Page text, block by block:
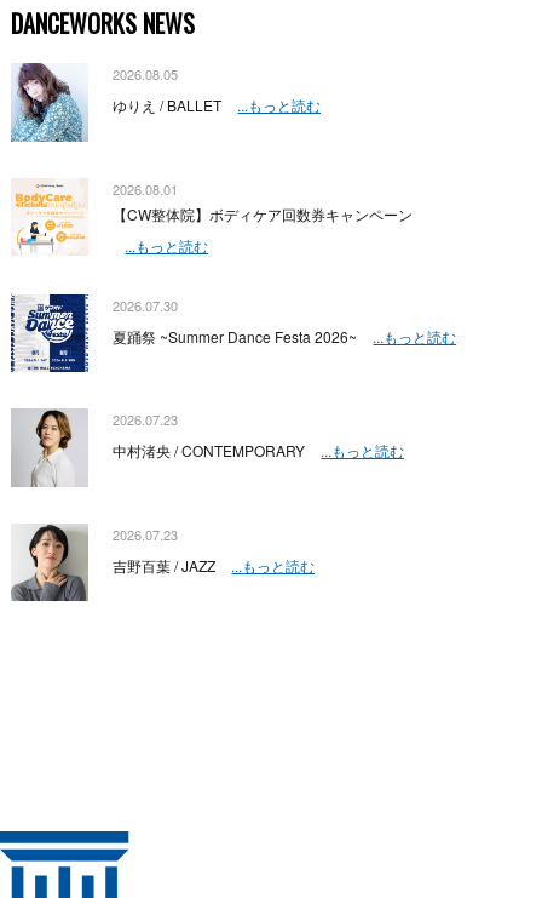
DANCEWORKS NEWS
2026.08.05
ゆりえ / BALLET ...もっと読む
2026.08.01
【CW整体院】ボディケア回数券キャンペーン
...もっと読む
2026.07.30
夏踊祭 ~Summer Dance Festa 2026~ ...もっと読む
2026.07.23
中村渚央 / CONTEMPORARY ...もっと読む
2026.07.23
吉野百葉 / JAZZ ...もっと読む